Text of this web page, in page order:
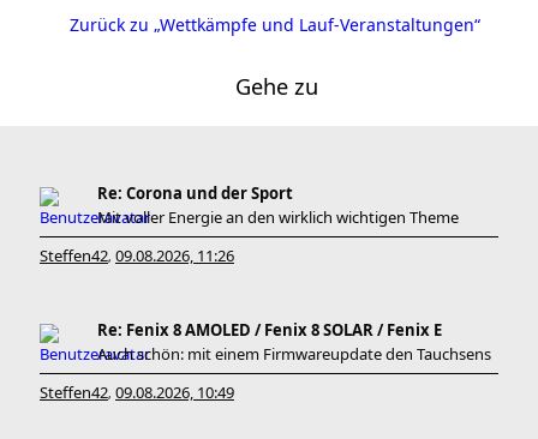
Zurück zu „Wettkämpfe und Lauf-Veranstaltungen“
Gehe zu
Re: Corona und der Sport
Mit voller Energie an den wirklich wichtigen Theme
Steffen42, 09.08.2026, 11:26
Re: Fenix 8 AMOLED / Fenix 8 SOLAR / Fenix E
Auch schön: mit einem Firmwareupdate den Tauchsens
Steffen42, 09.08.2026, 10:49